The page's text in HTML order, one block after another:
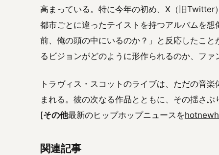
高まっている。特に今年の初め、X（旧
都市ごとに違ったテイストを持つアルバムを
前、俺の頭の中にいるのか？」と反応したこ
るビジョンがどのように形作られるのか、ファ
トラヴィス・スコットのライブは、ただの音
まれる。彼の次なる作品とともに、その揺さぶ
[その他最新のヒップホップニュースを
関連記事